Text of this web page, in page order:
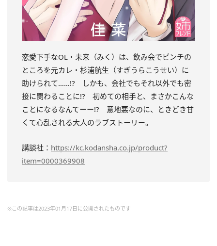
恋愛下手なOL・未来（みく）は、飲み会でピンチの
ところを元カレ・杉浦航生（すぎうらこうせい）に
助けられて……!? しかも、会社でもそれ以外でも密
接に関わることに!? 初めての相手と、まさかこんな
ことになるなんてーー!? 意地悪なのに、ときどき甘
くて心乱される大人のラブストーリー。
講談社： https://kc.kodansha.co.jp/product?
item=0000369908
※この記事は2023年01月17日に公開されたものです